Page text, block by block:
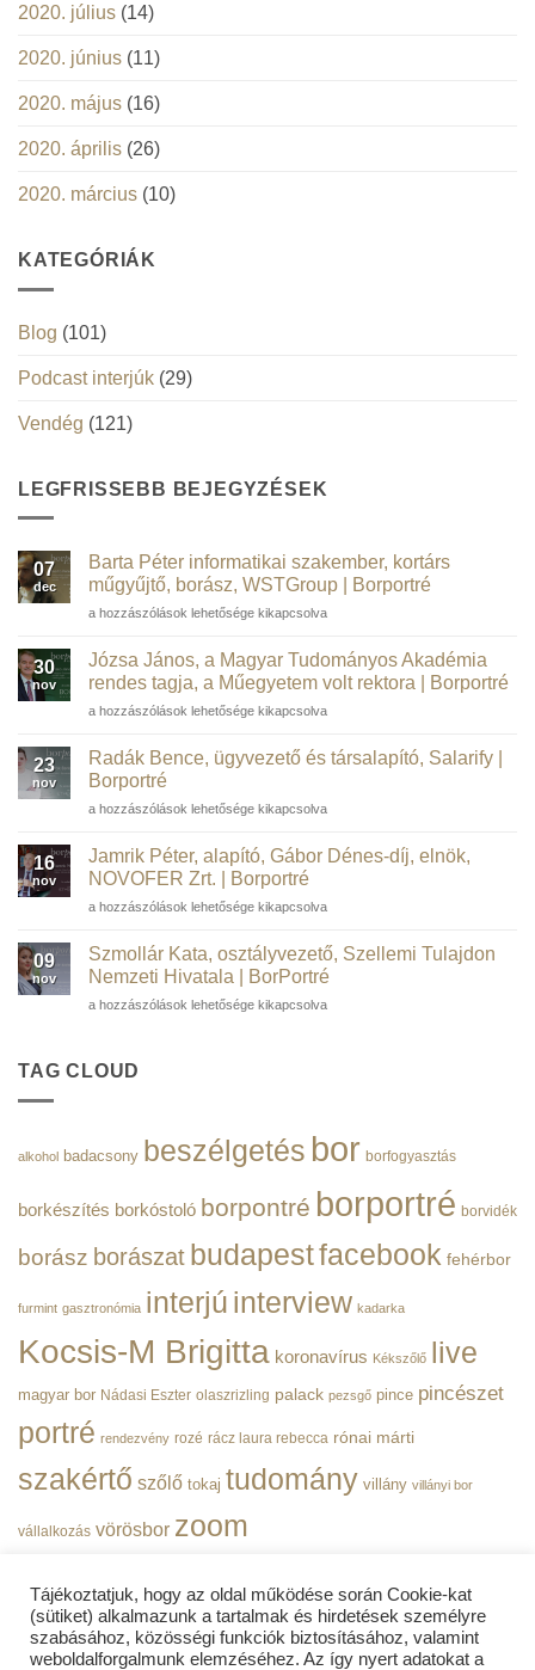
2020. július (14)
2020. június (11)
2020. május (16)
2020. április (26)
2020. március (10)
KATEGÓRIÁK
Blog (101)
Podcast interjúk (29)
Vendég (121)
LEGFRISSEBB BEJEGYZÉSEK
07
dec
Barta Péter informatikai szakember, kortárs
műgyűjtő, borász, WSTGroup | Borportré
Barta
informatikai
szakember,
műgyűjtő,
WSTGroup |
Borportré
a hozzászólások lehetősége kikapcsolva
30
nov
Józsa János, a Magyar Tudományos Akadémia
rendes tagja, a Műegyetem volt rektora | Borportré
Józsa
a
Magyar
Tudományos
Akadémia
tagja,
a
volt
|
Borportré
bejegyzéshez
a hozzászólások lehetősége kikapcsolva
23
nov
Radák Bence, ügyvezető és társalapító, Salarify |
Borportré
Radák
ügyvezető
és
Salarify
Borportré
bejegyzéshez
a hozzászólások lehetősége kikapcsolva
16
nov
Jamrik Péter, alapító, Gábor Dénes-díj, elnök,
NOVOFER Zrt. | Borportré
Jamrik
alapító,
Gábor
díj,
Zrt.
a hozzászólások lehetősége kikapcsolva
09
nov
Szmollár Kata, osztályvezető, Szellemi Tulajdon
Nemzeti Hivatala | BorPortré
Szmollár
Szellemi
BorPortré
a hozzászólások lehetősége kikapcsolva
TAG CLOUD
alkohol badacsony beszélgetés bor borfogyasztás
borkészítés borkóstoló borpontré borportré borvidék
borász borászat budapestfacebook fehérbor
furmint gasztronómia interjú interview kadarka
Kocsis-M Brigitta koronavírus Kékszőlő live
magyar bor Nádasi Eszter olaszrizling palack pezsgő pince pincészet
portré rendezvény rozé rácz laura rebecca rónai márti
szakértő szőlő tokaj tudomány villány villányi bor
vállalkozás vörösbor zoom
Tájékoztatjuk, hogy az oldal működése során Cookie-kat
(sütiket) alkalmazunk a tartalmak és hirdetések személyre
szabásához, közösségi funkciók biztosításához, valamint
weboldalforgalmunk elemzéséhez. Az így nyert adatokat a